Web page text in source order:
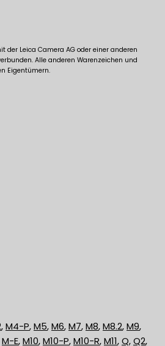
der Leica Camera AG oder einer anderen
Alle anderen Warenzeichen und
Eigentümern.
,M4-P,M5,M6,M7,M8,M8.2,M9,
M-E,M10,M10-P,M10-R,M11,Q,Q2,